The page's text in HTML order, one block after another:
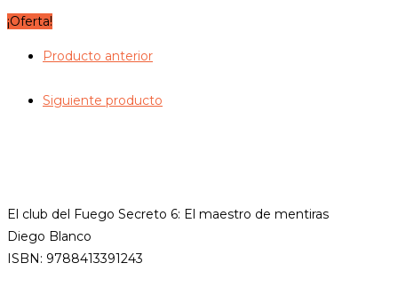
¡Oferta!
Producto anterior
Siguiente producto
El club del Fuego Secreto 6: El maestro de mentiras
Diego Blanco
ISBN: 9788413391243